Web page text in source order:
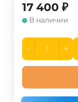
17 400 ₽
В наличии
- +